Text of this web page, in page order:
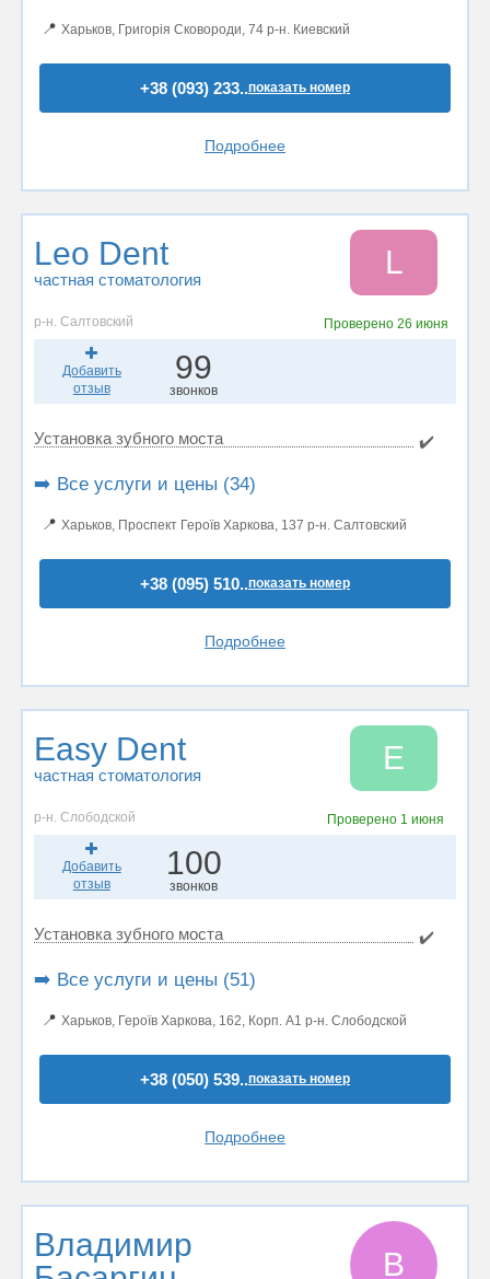
📍 Харьков, Григорія Сковороди, 74 р-н. Киевский
+38 (093) 233..показать номер
Подробнее
Leo Dent
частная стоматология L
р-н. Салтовский Проверено 26 июня
Добавить
отзыв
99
звонков
Установка зубного моста ✔️
➡️ Все услуги и цены (34)
📍 Харьков, Проспект Героїв Харкова, 137 р-н. Салтовский
+38 (095) 510..показать номер
Подробнее
Easy Dent
частная стоматология E
р-н. Слободской Проверено 1 июня
Добавить
отзыв
100
звонков
Установка зубного моста ✔️
➡️ Все услуги и цены (51)
📍 Харьков, Героїв Харкова, 162, Корп. А1 р-н. Слободской
+38 (050) 539..показать номер
Подробнее
Владимир
В